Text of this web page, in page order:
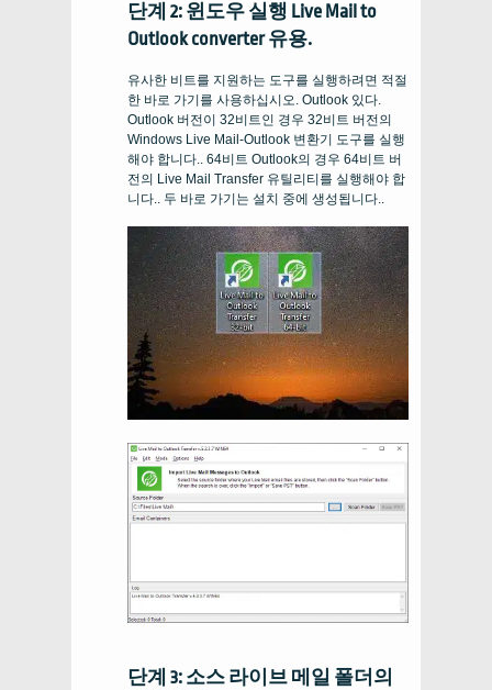
단계 2: 윈도우 실행 Live Mail to
Outlook converter유용.
유사한 비트를 지원하는 도구를 실행하려면 적절
한 바로 가기를 사용하십시오. Outlook 있다.
Outlook 버전이 32비트인 경우 32비트 버전의
Windows Live Mail-Outlook 변환기 도구를 실행
해야 합니다.. 64비트 Outlook의 경우 64비트 버
전의 Live Mail Transfer 유틸리티를 실행해야 합
니다.. 두 바로 가기는 설치 중에 생성됩니다..
단계 3: 소스 라이브 메일 폴더의